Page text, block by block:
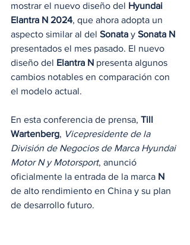
mostrar el nuevo diseño del Hyundai
Elantra N 2024, que ahora adopta un
aspecto similar al del Sonata y Sonata N
presentados el mes pasado. El nuevo
diseño del Elantra N presenta algunos
cambios notables en comparación con
el modelo actual.
En esta conferencia de prensa, Till
Wartenberg, Vicepresidente de la
División de Negocios de Marca Hyundai
Motor N y Motorsport, anunció
oficialmente la entrada de la marca N
de alto rendimiento en China y su plan
de desarrollo futuro.